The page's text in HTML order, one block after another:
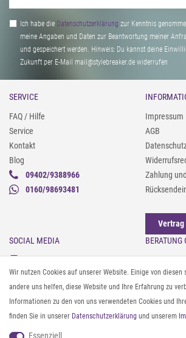
Ich habe die Daten­schutz­erklärung zur Kenntnis
meine Angaben und Daten zur Beantwortung meiner
und gespeichert werden. Hinweis: Du kannst deine
Zukunft per E-Mail mail@stylebreaker.de widerrufen
SERVICE
FAQ / Hilfe
Service
Kontakt
Blog
09402/9388966
0160/98693481
Impressum
AGB
Zahlung
SOCIAL MEDIA
Instagram
Facebook
Pinterest
Twitter
Youtube
Threads
BERATUNG
Gürtel
Textilpflege
Textil- und
Geldbörse
Wir nutzen Cookies auf unserer Website. Einige von diesen
andere uns helfen, diese Website und Ihre Erfahrung zu
Informationen zu den von uns verwendeten Cookies und
finden Sie in unserer Daten­schutz­erklärung und unserem
Essenziell